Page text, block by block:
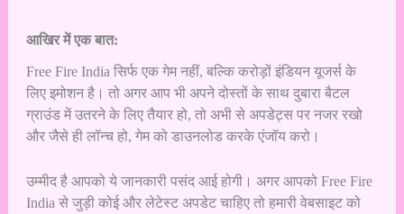
आखिर में एक बात:
Free Fire India सिर्फ एक गेम नहीं, बल्कि करोड़ों इंडियन यूजर्स के
लिए इमोशन है। तो अगर आप भी अपने दोस्तों के साथ दुबारा बैटल
ग्राउंड में उतरने के लिए तैयार हो, तो अभी से अपडेट्स पर नजर रखो
और जैसे ही लॉन्च हो, गेम को डाउनलोड करके एंजॉय करो।
उम्मीद है आपको ये जानकारी पसंद आई होगी। अगर आपको Free Fire
India से जुड़ी कोई और लेटेस्ट अपडेट चाहिए तो हमारी वेबसाइट को